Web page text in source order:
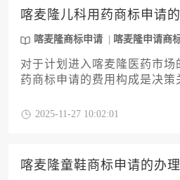
维护策略，旨在帮助企业主或
隆保护知识产权的关键环节，
品牌资产安全。
喀麦隆儿科用药商标申请
喀麦隆商标申请 喀麦隆申请商
对于计划进入喀麦隆医药市场
药商标申请的费用构成是决策
从官费阶梯、类别选择到代
2025-11-27 10:02:01
喀麦隆童鞋商标申请的办